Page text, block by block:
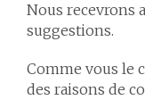
Nous recevrons
suggestions.
Comme vous le
des raisons de